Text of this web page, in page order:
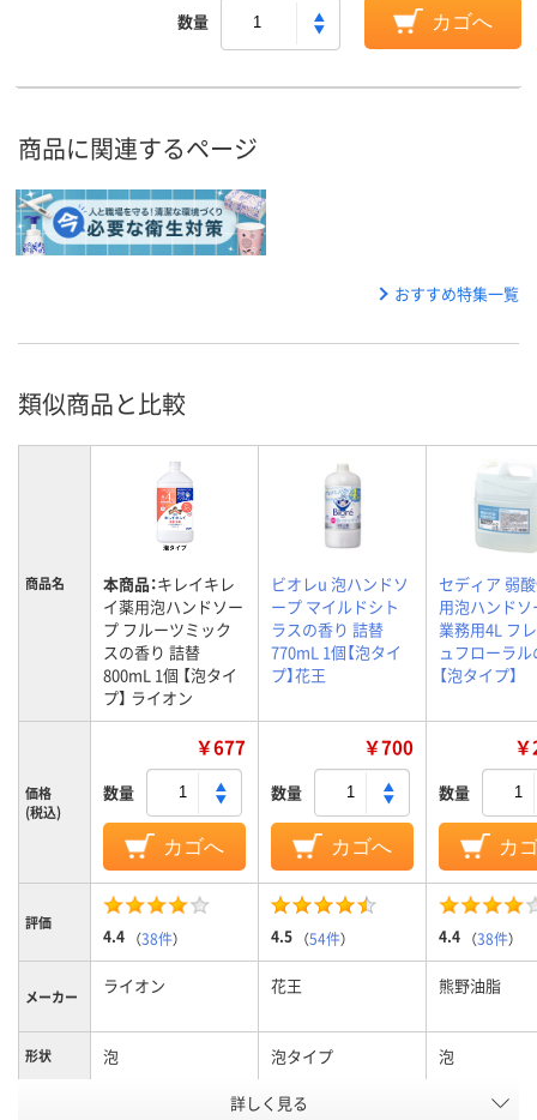
数量 カゴへ
商品に関連するページ
おすすめ特集一覧
類似商品と比較
商品名 本商品：キレイキレ
イ薬用泡ハンドソー
プ フルーツミック
スの香り 詰替
800mL 1個 【泡タイ
プ】 ライオン
ビオレu 泡ハンドソ
ープ マイルドシト
ラスの香り 詰替
770mL 1個【泡タイ
プ】花王
セディア 弱
用泡ハンドソ
業務用4L フ
ュフローラ
【泡タイプ】
価格
(税込)
￥677
数量
カゴへ
￥700
数量
カゴへ
数量
カ
評価
4.4 （38件） 4.5 （54件） 4.4 （38件）
メーカー ライオン 花王 熊野油脂
形状 泡 泡タイプ 泡
詰替詰替
詳しく見る